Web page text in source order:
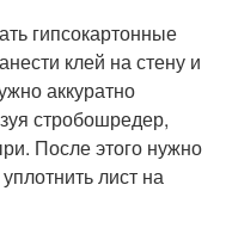
гипсокартонные
клей на стену и
аккуратно
стробошредер,
После этого нужно
лист на